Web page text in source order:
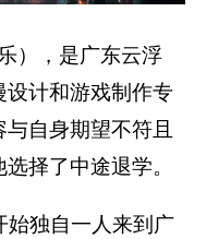
），是广东云浮
设计和游戏制作专
自身期望不符且
择了中途退学。
始独自一人来到广